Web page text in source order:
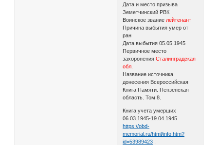
Дата и место призыва
Земетчинский РВК
Воинское звание лейтенант
Причина выбытия умер от
ран
Дата выбытия 05.05.1945
Первичное место
захороненияСталинградская
обл.
Название источника
донесения Всероссийская
Книга Памяти. Пензенская
область. Том 8.
Книга учета умерших
06.03.1945-19.04.1945
https://obd-
memorial.ru/html/info.htm?
id=53989423 :